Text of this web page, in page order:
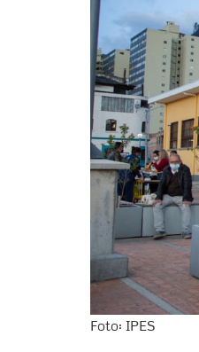
Foto: IPES